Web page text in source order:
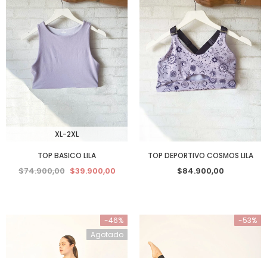
XL-2XL
TOP BASICO LILA
$74.900,00 $39.900,00
TOP DEPORTIVO COSMOS LILA
$84.900,00
-46%
Agotado
-53%